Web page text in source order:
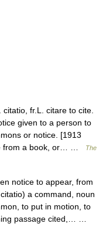
fr.L. citare to cite.
given to a person to
or notice. [1913
from a book, or… …
The
notice to appear, from
a command, noun
to put in motion, to
passage cited,… …